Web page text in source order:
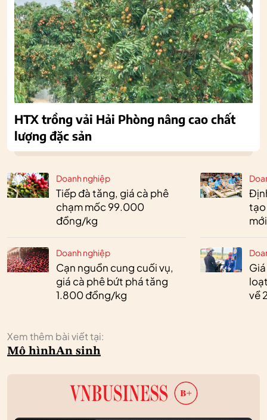
Doanh nghiệp
Tiếp đà tăng, giá cà phê
chạm mốc 99.000
đồng/kg
Doanh nghiệp
Cạn nguồn cung cuối vụ,
giá cà phê bứt phá tăng
1.800 đồng/kg
tạo
về
Xem thêm bài viết tại:
Mô hìnhAn sinh
HTX trồng vải Hải Phòng nâng cao chất
lượng đặc sản